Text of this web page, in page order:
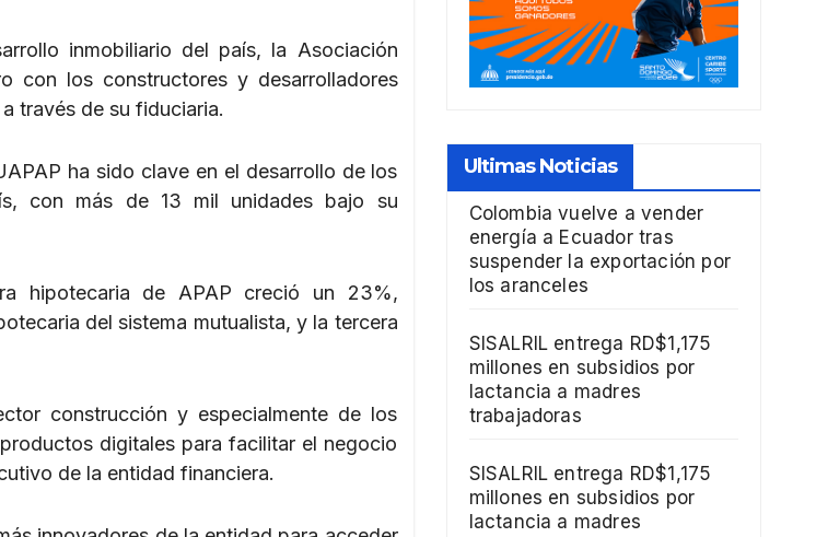
inmobiliario del país, la Asociación
con los constructores y desarrolladores
través de su fiduciaria.
ha sido clave en el desarrollo de los
con más de 13 mil unidades bajo su
hipotecaria de APAP creció un 23%,
del sistema mutualista, y la tercera
construcción y especialmente de los
digitales para facilitar el negocio
de la entidad financiera.
Ultimas Noticias
Colombia vuelve a vender
energía a Ecuador tras
suspender la exportación por
los aranceles
SISALRIL entrega RD$1,175
millones en subsidios por
lactancia a madres
trabajadoras
SISALRIL entrega RD$1,175
millones en subsidios por
lactancia a madres